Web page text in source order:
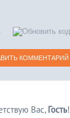
Вас, Гость!